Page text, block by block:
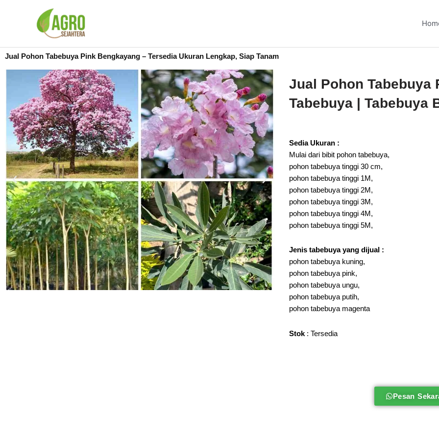
Jual Pohon Tabebuya Pink Bengkayang – Tersedia Ukuran Lengkap, Siap Tanam
Jual Pohon Tabebuya
Tabebuya | Tabebuya
Sedia Ukuran :
Mulai dari bibit pohon tabebuya,
pohon tabebuya tinggi 30 cm,
pohon tabebuya tinggi 1M,
pohon tabebuya tinggi 2M,
pohon tabebuya tinggi 3M,
pohon tabebuya tinggi 4M,
pohon tabebuya tinggi 5M,
Jenis tabebuya yang dijual :
pohon tabebuya kuning,
pohon tabebuya pink,
pohon tabebuya ungu,
pohon tabebuya putih,
pohon tabebuya magenta
Stok : Tersedia
Pesan